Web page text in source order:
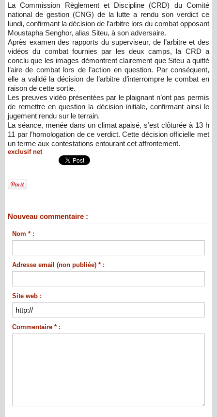
La Commission Règlement et Discipline (CRD) du Comité
national de gestion (CNG) de la lutte a rendu son verdict ce
lundi, confirmant la décision de l’arbitre lors du combat opposant
Moustapha Senghor, alias Siteu, à son adversaire.
Après examen des rapports du superviseur, de l’arbitre et des
vidéos du combat fournies par les deux camps, la CRD a
conclu que les images démontrent clairement que Siteu a quitté
l’aire de combat lors de l’action en question. Par conséquent,
elle a validé la décision de l’arbitre d’interrompre le combat en
raison de cette sortie.
Les preuves vidéo présentées par le plaignant n’ont pas permis
de remettre en question la décision initiale, confirmant ainsi le
jugement rendu sur le terrain.
La séance, menée dans un climat apaisé, s’est clôturée à 13 h
11 par l’homologation de ce verdict. Cette décision officielle met
un terme aux contestations entourant cet affrontement.
exclusif net
Nouveau commentaire :
Nom * :
Adresse email (non publiée) * :
Site web :
Commentaire * :